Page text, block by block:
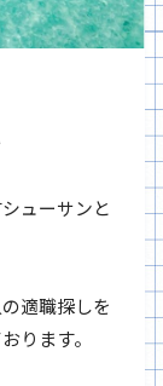
ューサンと
適職探しを
ります。